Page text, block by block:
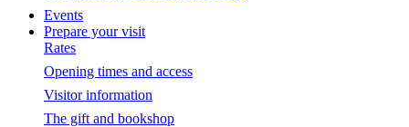
Events
Prepare your visit
Rates
Opening times and access
Visitor information
The gift and bookshop